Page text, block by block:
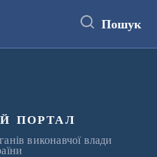
Пошук
портал
виконавчої влади